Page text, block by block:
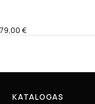
79,00 €
KATALOGAS